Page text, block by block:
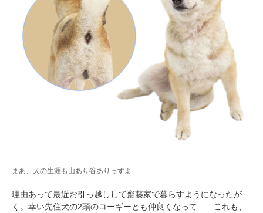
まあ、犬の生涯も山あり谷ありっすよ
理由あって最近お引っ越しして齋藤家で暮らすようになったが
く。幸い先住犬の2頭のコーギーとも仲良くなって……これも、